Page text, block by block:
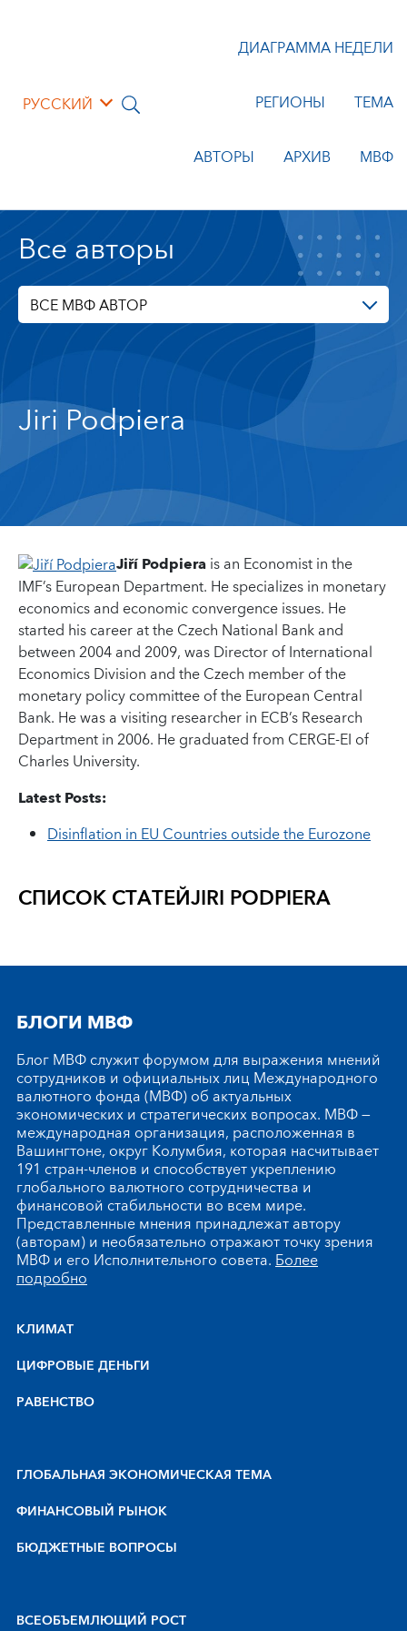
РУССКИЙ
ДИАГРАММА НЕДЕЛИ
РЕГИОНЫ ТЕМА
АВТОРЫ АРХИВ МВФ
Все авторы
ВСЕ МВФ АВТОР
Jiri Podpiera
Jiří Podpierais an Economist in the
IMF’s European Department. He specializes in monetary
economics and economic convergence issues. He
started his career at the Czech National Bank and
between 2004 and 2009, was Director of International
Economics Division and the Czech member of the
monetary policy committee of the European Central
Bank. He was a visiting researcher in ECB’s Research
Department in 2006. He graduated from CERGE-EI of
Charles University.
Latest Posts:
Disinflation in EU Countries outside the Eurozone
СПИСОК СТАТЕЙJIRI PODPIERA
БЛОГИ МВФ
Блог МВФ служит форумом для выражения мнений
сотрудников и официальных лиц Международного
валютного фонда (МВФ) об актуальных
экономических и стратегических вопросах. МВФ —
международная организация, расположенная в
Вашингтоне, округ Колумбия, которая насчитывает
191 стран-членов и способствует укреплению
глобального валютного сотрудничества и
финансовой стабильности во всем мире.
Представленные мнения принадлежат автору
(авторам) и необязательно отражают точку зрения
МВФ и его Исполнительного совета.Более
подробно
КЛИМАТ
ЦИФРОВЫЕ ДЕНЬГИ
РАВЕНСТВО
ГЛОБАЛЬНАЯ ЭКОНОМИЧЕСКАЯ ТЕМА
ФИНАНСОВЫЙ РЫНОК
БЮДЖЕТНЫЕ ВОПРОСЫ
BCEOБЪEMЛЮЩИЙ POCT